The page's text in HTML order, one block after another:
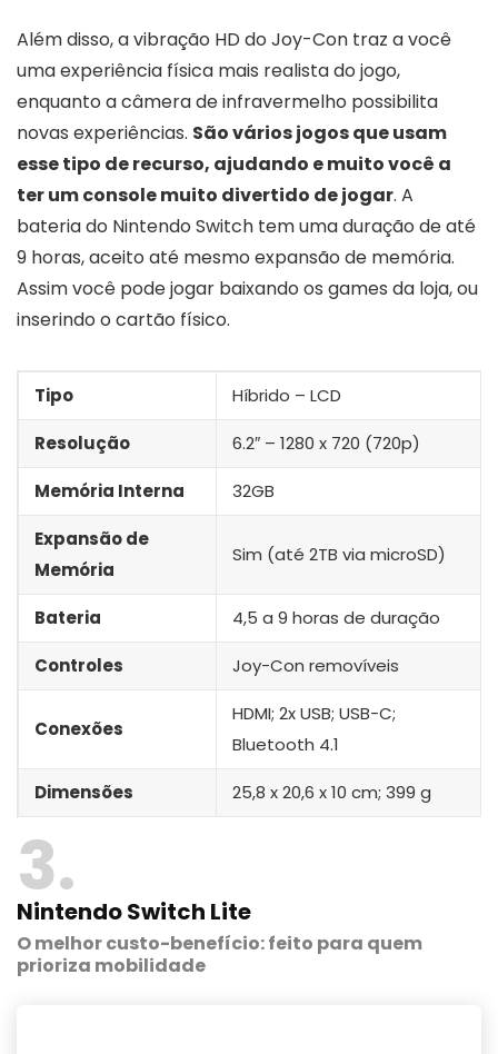
Além disso, a vibração HD do Joy-Con traz a você
uma experiência física mais realista do jogo,
enquanto a câmera de infravermelho possibilita
novas experiências. São vários jogos que usam
esse tipo de recurso, ajudando e muito você a
ter um console muito divertido de jogar. A
bateria do Nintendo Switch tem uma duração de até
9 horas, aceito até mesmo expansão de memória.
Assim você pode jogar baixando os games da loja, ou
inserindo o cartão físico.
Tipo Híbrido – LCD
Resolução 6.2″ – 1280 x 720 (720p)
Memória Interna 32GB
Expansão de
Memória
Sim (até 2TB via microSD)
Bateria 4,5 a 9 horas de duração
Controles Joy-Con removíveis
Conexões
HDMI; 2x USB; USB-C;
Bluetooth 4.1
Dimensões 25,8 x 20,6 x 10 cm; 399 g
3
Nintendo Switch Lite
O melhor custo-benefício: feito para quem
prioriza mobilidade